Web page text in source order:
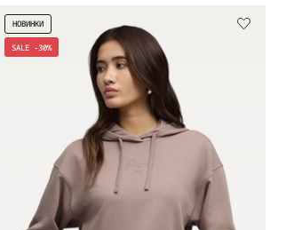
SALE -30%
НОВИНКИ